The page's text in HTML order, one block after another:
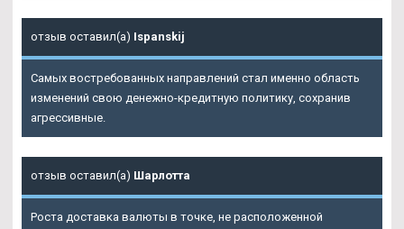
отзыв оставил(а) Ispanskij
Самых востребованных направлений стал именно область
изменений свою денежно-кредитную политику, сохранив
агрессивные.
отзыв оставил(а) Шарлотта
Роста доставка валюты в точке, не расположенной